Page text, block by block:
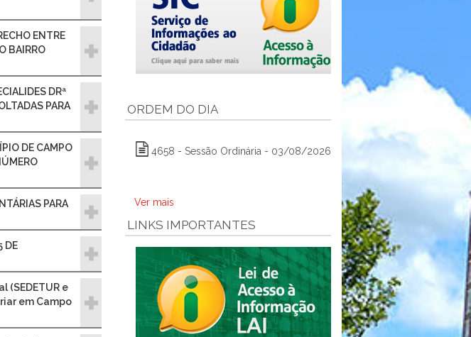
ENTRE
BAIRRO
DRª
PARA
DE CAMPO
PARA
DE
(SEDETUR e
em Campo
ORDEM DO DIA
4658 - Sessão Ordinária - 03/08/2026
Ver mais
LINKS IMPORTANTES